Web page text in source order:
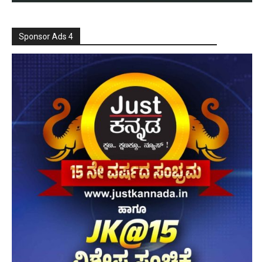
Sponsor Ads 4